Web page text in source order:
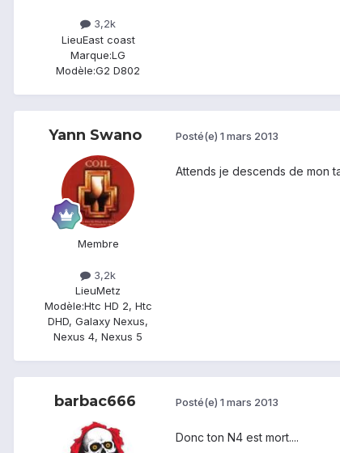
3,2k
LieuEast coast
Marque:LG
Modèle:G2 D802
Yann Swano
Membre
3,2k
LieuMetz
Modèle:Htc HD 2, Htc
DHD, Galaxy Nexus,
Nexus 4, Nexus 5
Posté(e) 1 mars 2013
Attends je descends de mon
barbac666 Posté(e) 1 mars 2013
Donc ton N4 est mort....